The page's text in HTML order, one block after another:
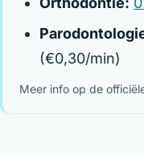
(€0,30/min)
Meer info op de